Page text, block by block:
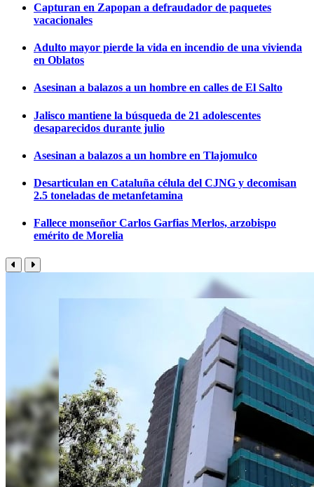
Capturan en Zapopan a defraudador de paquetes
vacacionales
Adulto mayor pierde la vida en incendio de una vivienda
en Oblatos
Asesinan a balazos a un hombre en calles de El Salto
Jalisco mantiene la búsqueda de 21 adolescentes
desaparecidos durante julio
Asesinan a balazos a un hombre en Tlajomulco
Desarticulan en Cataluña célula del CJNG y decomisan
2.5 toneladas de metanfetamina
Fallece monseñor Carlos Garfias Merlos, arzobispo
emérito de Morelia